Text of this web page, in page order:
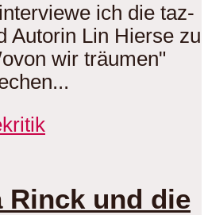
ich die taz-
Autorin Lin Hierse zu
wir träumen"
Rinck und die